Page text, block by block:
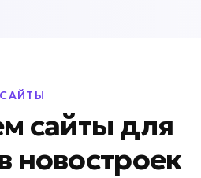
сайты для
новостроек